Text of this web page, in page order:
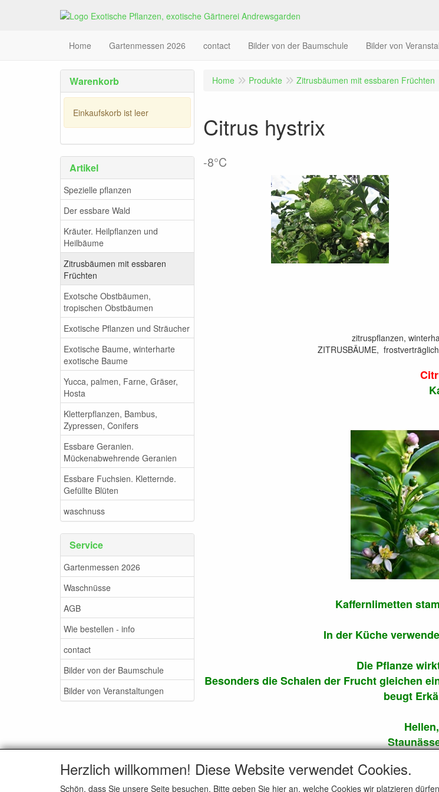
Home Gartenmessen 2026 contact Bilder von der Baumschule Bilder von
Warenkorb
Einkaufskorb ist leer
Artikel
Spezielle pflanzen
Der essbare Wald
Kräuter. Heilpflanzen und
Heilbäume
Zitrusbäumen mit essbaren
Früchten
Exotsche Obstbäumen,
tropischen Obstbäumen
Exotische Pflanzen und Sträucher
Exotische Baume, winterharte
exotische Baume
Yucca, palmen, Farne, Gräser,
Hosta
Kletterpflanzen, Bambus,
Zypressen, Conifers
Essbare Geranien.
Mückenabwehrende Geranien
Essbare Fuchsien. Kletternde.
Gefüllte Blüten
waschnuss
Service
Gartenmessen 2026
Waschnüsse
AGB
Wie bestellen - info
contact
Bilder von der Baumschule
Bilder von Veranstaltungen
Home Produkte Zitrusbäumen mit essbaren Früchten
Citrus hystrix
-8°C
zitruspflanzen,
ZITRUSBÄUME,
Kaffernlimetten
In der Küche
Die Pflanze
Besonders die Schalen der Frucht gleichen
beugt
Herzlich willkommen! Diese Website verwendet Cookies.
Schön, dass Sie unsere Seite besuchen. Bitte geben Sie hier an, welche Cookies wir platzieren